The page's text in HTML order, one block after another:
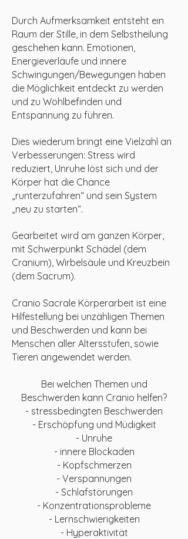
Durch Aufmerksamkeit entsteht ein
Raum der Stille, in dem Selbstheilung
geschehen kann. Emotionen,
Energieverläufe und innere
Schwingungen/Bewegungen haben
die Möglichkeit entdeckt zu werden
und zu Wohlbefinden und
Entspannung zu führen.
Dies wiederum bringt eine Vielzahl an
Verbesserungen: Stress wird
reduziert, Unruhe löst sich und der
Körper hat die Chance
„runterzufahren“ und sein System
„neu zu starten“.
Gearbeitet wird am ganzen Körper,
mit Schwerpunkt Schädel (dem
Cranium), Wirbelsäule und Kreuzbein
(dem Sacrum).
Cranio Sacrale Körperarbeit ist eine
Hilfestellung bei unzähligen Themen
und Beschwerden und kann bei
Menschen aller Altersstufen, sowie
Tieren angewendet werden.
Bei welchen Themen und
Beschwerden kann Cranio helfen?
​- stressbedingten Beschwerden
- Erschöpfung und Müdigkeit
- Unruhe
- innere Blockaden​​
- Kopfschmerzen
- Verspannungen
- Schlafstörungen
- Konzentrationsprobleme
- Lernschwierigkeiten
- Hyperaktivität